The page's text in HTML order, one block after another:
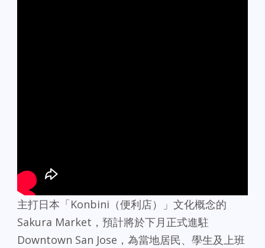
主打日本「Konbini（便利店）」文化概念的
Sakura Market，預計將於下月正式進駐
Downtown San Jose，為當地居民、學生及上班